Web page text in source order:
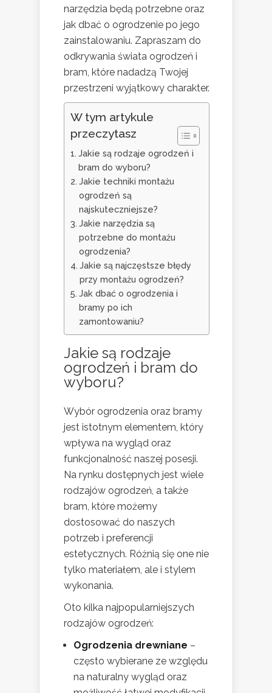
narzędzia będą potrzebne oraz
jak dbać o ogrodzenie po jego
zainstalowaniu. Zapraszam do
odkrywania świata ogrodzeń i
bram, które nadadzą Twojej
przestrzeni wyjątkowy charakter.
W tym artykule
przeczytasz
Jakie są rodzaje ogrodzeń i
bram do wyboru?
Jakie techniki montażu
ogrodzeń są
najskuteczniejsze?
Jakie narzędzia są
potrzebne do montażu
ogrodzenia?
Jakie są najczęstsze błędy
przy montażu ogrodzeń?
Jak dbać o ogrodzenia i
bramy po ich
zamontowaniu?
Jakie są rodzaje
ogrodzeń i bram do
wyboru?
Wybór ogrodzenia oraz bramy
jest istotnym elementem, który
wpływa na wygląd oraz
funkcjonalność naszej posesji.
Na rynku dostępnych jest wiele
rodzajów ogrodzeń, a także
bram, które możemy
dostosować do naszych
potrzeb i preferencji
estetycznych. Różnią się one nie
tylko materiałem, ale i stylem
wykonania.
Oto kilka najpopularniejszych
rodzajów ogrodzeń:
Ogrodzenia drewniane –
często wybierane ze względu
na naturalny wygląd oraz